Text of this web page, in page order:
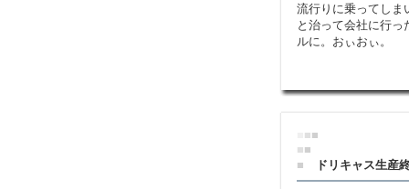
流行りに乗ってしま
と治って会社に行
ルに。おぃおぃ。
■■
■■
■
ドリキャス生産